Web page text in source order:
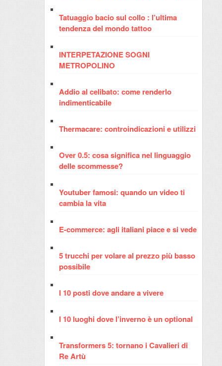
Tatuaggio bacio sul collo : l’ultima
tendenza del mondo tattoo
INTERPETAZIONE SOGNI
METROPOLINO
Addio al celibato: come renderlo
indimenticabile
Thermacare: controindicazioni e utilizzi
Over 0.5: cosa significa nel linguaggio
delle scommesse?
Youtuber famosi: quando un video ti
cambia la vita
E-commerce: agli italiani piace e si vede
5 trucchi per volare al prezzo più basso
possibile
I 10 posti dove andare a vivere
I 10 luoghi dove l’inverno è un optional
Transformers 5: tornano i Cavalieri di
Re Artù